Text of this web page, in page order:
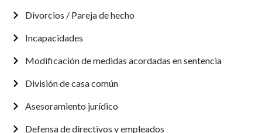
Divorcios / Pareja de hecho
Incapacidades
Modificación de medidas acordadas en sentencia
División de casa común
Asesoramiento jurídico
Defensa de directivos y empleados